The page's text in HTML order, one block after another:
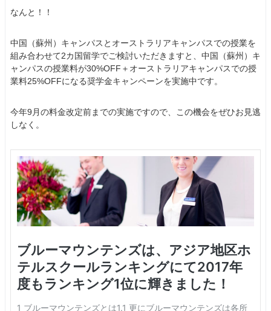
なんと！！
中国（蘇州）キャンパスとオーストラリアキャンパスでの授業を
組み合わせて2カ国留学でご検討いただきますと、中国（蘇州）キ
ャンパスの授業料が30%OFF＋オーストラリアキャンパスでの授
業料25%OFFになる奨学金キャンペーンを実施中です。
今年9月の料金改定前までの実施ですので、この機会をぜひお見逃
しなく。